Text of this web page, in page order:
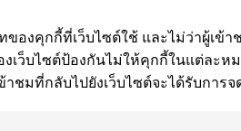
ของคุกกี้ที่เว็บไซต์ใช้ และไม่ว่าผู้เ
เว็บไซต์ป้องกันไม่ให้คุกกี้ในแต่ละ
าชมที่กลับไปยังเว็บไซต์จะได้รับกา